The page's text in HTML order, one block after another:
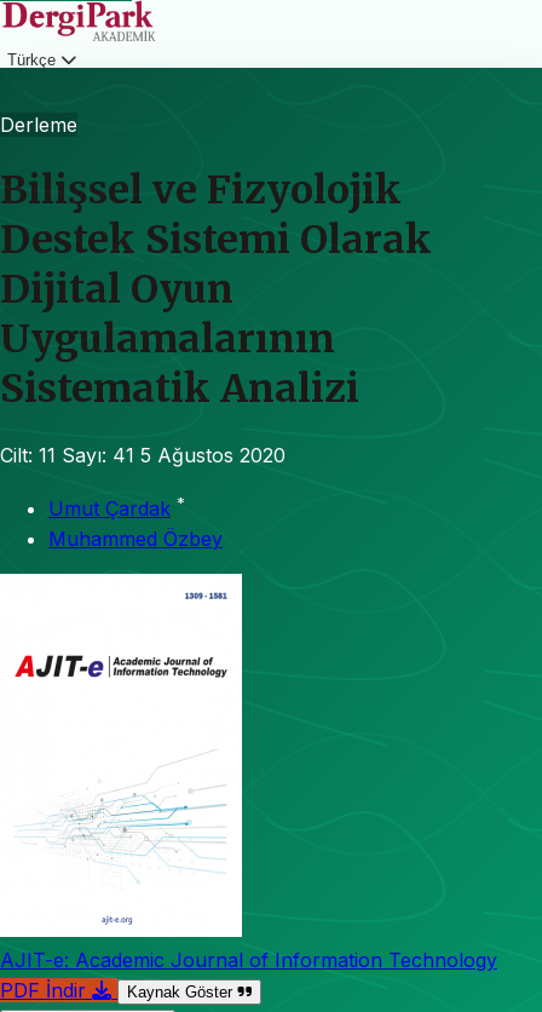
Türkçe
Derleme
Bilişsel ve Fizyolojik
Destek Sistemi Olarak
Dijital Oyun
Uygulamalarının
Sistematik Analizi
Cilt: 11 Sayı: 41 5 Ağustos 2020
Umut Çardak *
Muhammed Özbey
AJIT-e: Academic Journal of Information Technology
PDF İndir
Kaynak Göster